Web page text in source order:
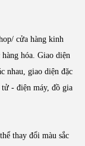
cửa hàng kinh
hóa. Giao diện
nhau, giao diện đặc
- điện máy, đồ gia
thay đổi màu sắc